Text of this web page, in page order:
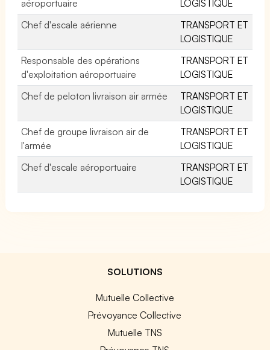
aéroportuaire
LOGISTIQUE
Chef d'escale aérienne
TRANSPORT ET
LOGISTIQUE
Responsable des opérations
d'exploitation aéroportuaire
TRANSPORT ET
LOGISTIQUE
Chef de peloton livraison air armée
TRANSPORT ET
LOGISTIQUE
Chef de groupe livraison air de
l'armée
TRANSPORT ET
LOGISTIQUE
Chef d'escale aéroportuaire
TRANSPORT ET
LOGISTIQUE
SOLUTIONS
Mutuelle Collective
Prévoyance Collective
Mutuelle TNS